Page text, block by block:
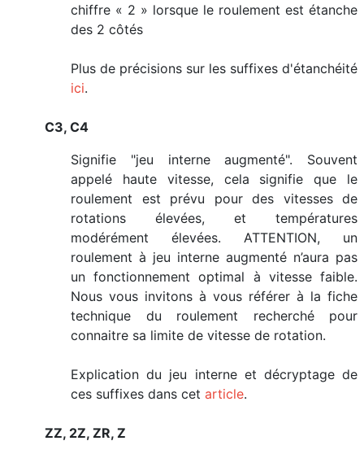
chiffre « 2 » lorsque le roulement est étanche
des 2 côtés
Plus de précisions sur les suffixes d'étanchéité
ici.
C3, C4
Signifie "jeu interne augmenté". Souvent
appelé haute vitesse, cela signifie que le
roulement est prévu pour des vitesses de
rotations élevées, et températures
modérément élevées. ATTENTION, un
roulement à jeu interne augmenté n’aura pas
un fonctionnement optimal à vitesse faible.
Nous vous invitons à vous référer à la fiche
technique du roulement recherché pour
connaitre sa limite de vitesse de rotation.
Explication du jeu interne et décryptage de
ces suffixes dans cet article.
ZZ, 2Z, ZR, Z